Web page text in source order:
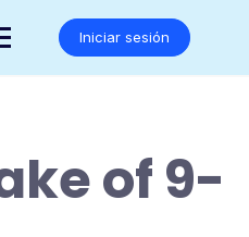
Iniciar sesión
of 9-